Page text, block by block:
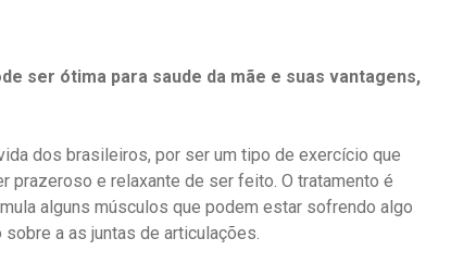
ser ótima para saude da mãe e suas vantagens,
dos brasileiros, por ser um tipo de exercício que
prazeroso e relaxante de ser feito. O tratamento é
alguns músculos que podem estar sofrendo algo
a as juntas de articulações.